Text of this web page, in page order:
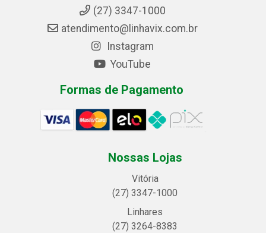
(27) 3347-1000
atendimento@linhavix.com.br
Instagram
YouTube
Formas de Pagamento
Nossas Lojas
Vitória
(27) 3347-1000
Linhares
(27) 3264-8383